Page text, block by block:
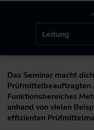
Leitung
Das Seminar macht
Prüfmittelbeauftragten
Funktionsbereiches
anhand von vielen
effizienten